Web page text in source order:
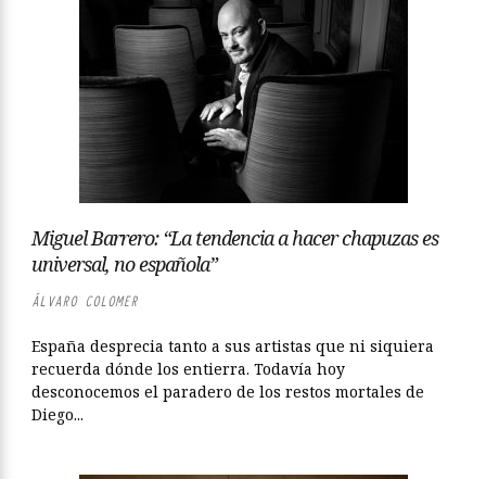
Miguel Barrero: “La tendencia a hacer chapuzas es
universal, no española”
ÁLVARO COLOMER
España desprecia tanto a sus artistas que ni siquiera
recuerda dónde los entierra. Todavía hoy
desconocemos el paradero de los restos mortales de
Diego...